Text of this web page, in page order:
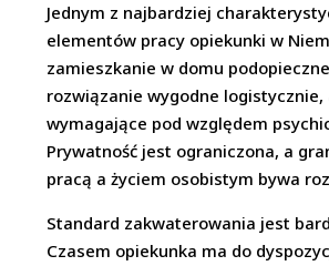
Jednym z najbardziej
elementów pracy opiekunki w
zamieszkanie w domu
rozwiązanie wygodne logistycznie,
wymagające pod względem
Prywatność jest ograniczona, a
pracą a życiem osobistym bywa
Standard zakwaterowania jest
Czasem opiekunka ma do